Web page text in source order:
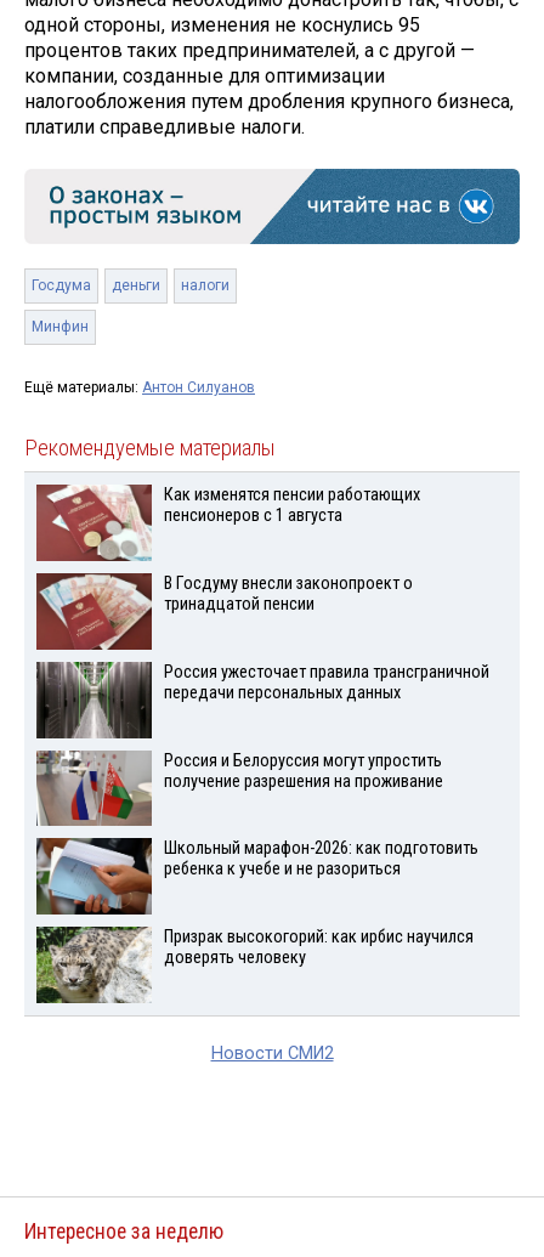
одной стороны, изменения не коснулись 95
процентов таких предпринимателей, а с другой —
компании, созданные для оптимизации
налогообложения путем дробления крупного бизнеса,
платили справедливые налоги.
Госдума деньги налоги
Минфин
Ещё материалы: Антон Силуанов
Рекомендуемые материалы
Как изменятся пенсии работающих
пенсионеров с 1 августа
В Госдуму внесли законопроект о
тринадцатой пенсии
Россия ужесточает правила трансграничной
передачи персональных данных
Россия и Белоруссия могут упростить
получение разрешения на проживание
Школьный марафон-2026: как подготовить
ребенка к учебе и не разориться
Призрак высокогорий: как ирбис научился
доверять человеку
Новости СМИ2
Интересное за неделю